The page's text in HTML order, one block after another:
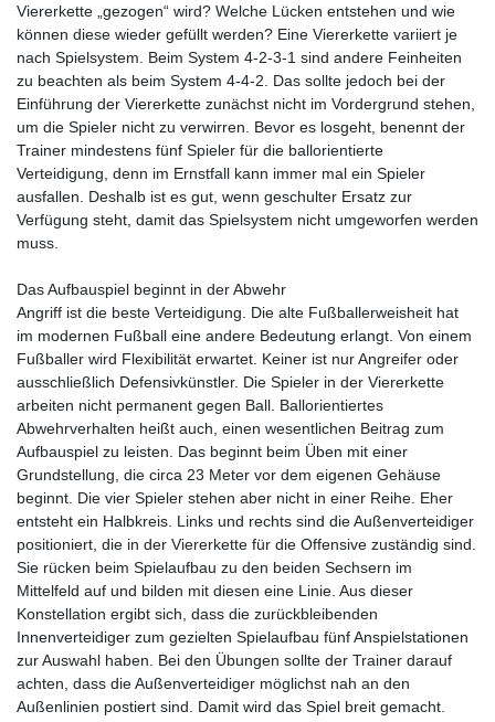
Viererkette „gezogen“ wird? Welche Lücken entstehen und wie
können diese wieder gefüllt werden? Eine Viererkette variiert je
nach Spielsystem. Beim System 4-2-3-1 sind andere Feinheiten
zu beachten als beim System 4-4-2. Das sollte jedoch bei der
Einführung der Viererkette zunächst nicht im Vordergrund stehen,
um die Spieler nicht zu verwirren. Bevor es losgeht, benennt der
Trainer mindestens fünf Spieler für die ballorientierte
Verteidigung, denn im Ernstfall kann immer mal ein Spieler
ausfallen. Deshalb ist es gut, wenn geschulter Ersatz zur
Verfügung steht, damit das Spielsystem nicht umgeworfen werden
muss.
Das Aufbauspiel beginnt in der Abwehr
Angriff ist die beste Verteidigung. Die alte Fußballerweisheit hat
im modernen Fußball eine andere Bedeutung erlangt. Von einem
Fußballer wird Flexibilität erwartet. Keiner ist nur Angreifer oder
ausschließlich Defensivkünstler. Die Spieler in der Viererkette
arbeiten nicht permanent gegen Ball. Ballorientiertes
Abwehrverhalten heißt auch, einen wesentlichen Beitrag zum
Aufbauspiel zu leisten. Das beginnt beim Üben mit einer
Grundstellung, die circa 23 Meter vor dem eigenen Gehäuse
beginnt. Die vier Spieler stehen aber nicht in einer Reihe. Eher
entsteht ein Halbkreis. Links und rechts sind die Außenverteidiger
positioniert, die in der Viererkette für die Offensive zuständig sind.
Sie rücken beim Spielaufbau zu den beiden Sechsern im
Mittelfeld auf und bilden mit diesen eine Linie. Aus dieser
Konstellation ergibt sich, dass die zurückbleibenden
Innenverteidiger zum gezielten Spielaufbau fünf Anspielstationen
zur Auswahl haben. Bei den Übungen sollte der Trainer darauf
achten, dass die Außenverteidiger möglichst nah an den
Außenlinien postiert sind. Damit wird das Spiel breit gemacht.